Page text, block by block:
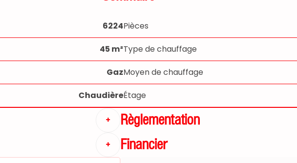
6224Pièces
45 m²Type de chauffage
GazMoyen de chauffage
ChaudièreÉtage
+ Règlementation
+ Financier